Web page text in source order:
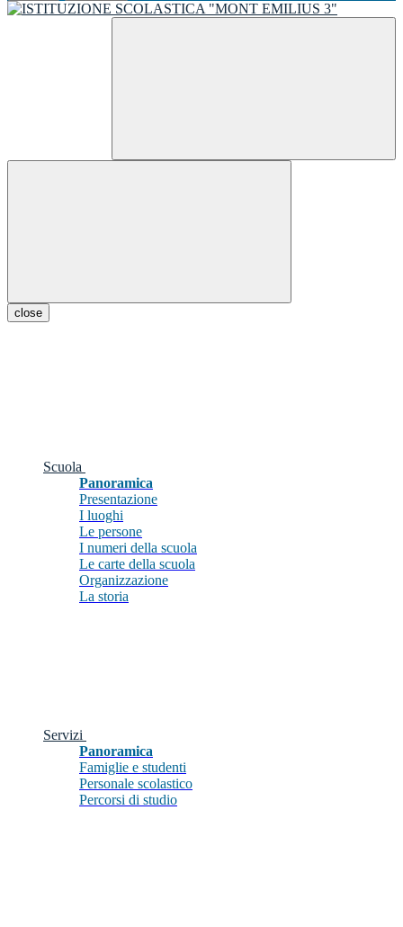
close
Scuola
Panoramica
Presentazione
I luoghi
Le persone
I numeri della scuola
Le carte della scuola
Organizzazione
La storia
Servizi
Panoramica
Famiglie e studenti
Personale scolastico
Percorsi di studio